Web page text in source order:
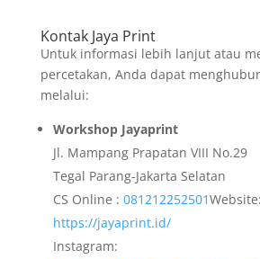
Kontak Jaya Print
Untuk informasi lebih lanjut atau
percetakan, Anda dapat
melalui:
Workshop Jayaprint
Jl. Mampang Prapatan VIII No.29
Tegal Parang-Jakarta Selatan
CS Online : 081212252501Website:
https://jayaprint.id/
Instagram: